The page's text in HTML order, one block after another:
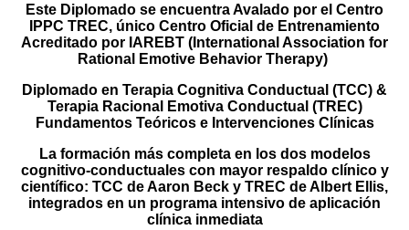
Este Diplomado se encuentra Avalado por el Centro
IPPC TREC, único Centro Oficial de Entrenamiento
Acreditado por IAREBT (International Association for
Rational Emotive Behavior Therapy)
Diplomado en Terapia Cognitiva Conductual (TCC) &
Terapia Racional Emotiva Conductual (TREC)
Fundamentos Teóricos e Intervenciones Clínicas
La formación más completa en los dos modelos
cognitivo-conductuales con mayor respaldo clínico y
científico: TCC de Aaron Beck y TREC de Albert Ellis,
integrados en un programa intensivo de aplicación
clínica inmediata